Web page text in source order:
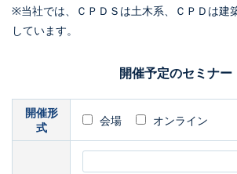
※当社では、ＣＰＤＳは土木系、ＣＰＤは建
しています。
開催予定のセミナー
開催形
式
会場 オンライン